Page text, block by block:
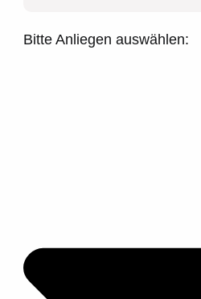
Bitte Anliegen auswählen: